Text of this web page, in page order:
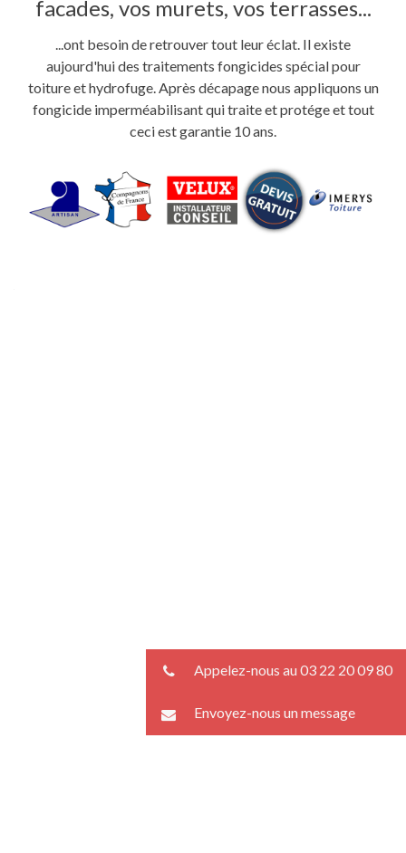
facades, vos murets, vos terrasses...
...ont besoin de retrouver tout leur éclat. Il existe
aujourd'hui des traitements fongicides spécial pour
toiture et hydrofuge. Après décapage nous appliquons un
fongicide imperméabilisant qui traite et protége et tout
ceci est garantie 10 ans.
Appelez-nous au 03 22 20 09 80
Envoyez-nous un message